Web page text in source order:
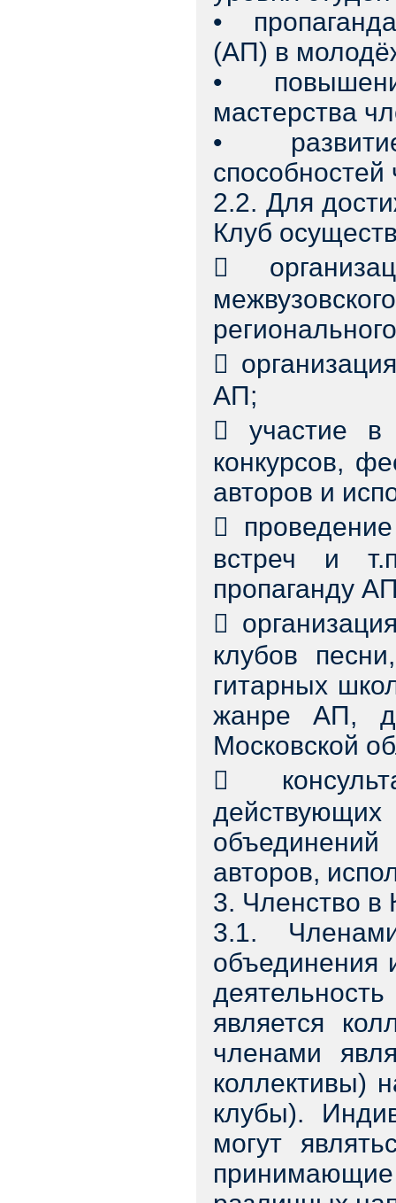
•
(АП) в
•
мастерства
• развитие
2.2. Для
Клуб


АП;
 участие в
конкурсов,
авторов и

встреч и
пропаганду

клубов
гитарных
жанре АП,
Московской

действующих
авторов,
3. Членство в
3.1.
является
членами
коллективы)
клубы).
могут
принимающие